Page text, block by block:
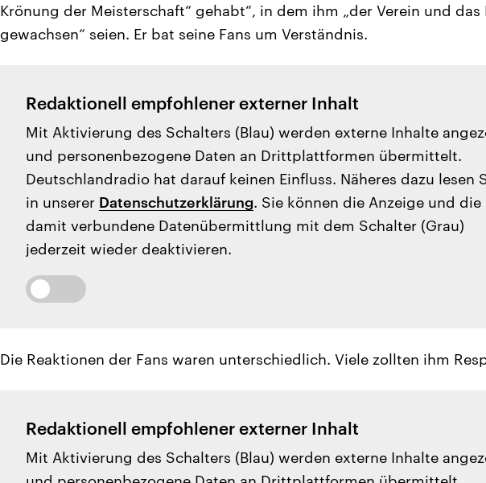
Krönung der Meisterschaft“ gehabt“, in dem ihm „der Verein und das
gewachsen“ seien. Er bat seine Fans um Verständnis.
Redaktionell empfohlener externer Inhalt
Mit Aktivierung des Schalters (Blau) werden externe Inhalte
und personenbezogene Daten an Drittplattformen übermittelt.
Deutschlandradio hat darauf keinen Einfluss. Näheres dazu lesen
in unserer Datenschutzerklärung. Sie können die Anzeige und die
damit verbundene Datenübermittlung mit dem Schalter (Grau)
jederzeit wieder deaktivieren.
Die Reaktionen der Fans waren unterschiedlich. Viele zollten ihm
Redaktionell empfohlener externer Inhalt
Mit Aktivierung des Schalters (Blau) werden externe Inhalte